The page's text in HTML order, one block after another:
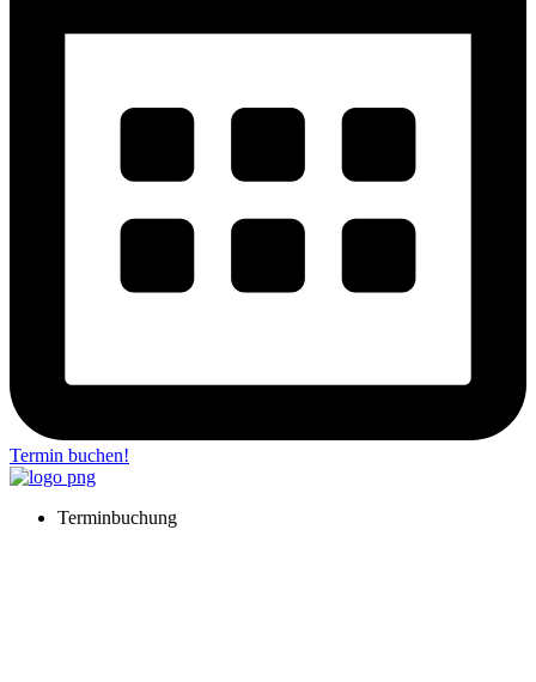
Termin buchen!
Terminbuchung